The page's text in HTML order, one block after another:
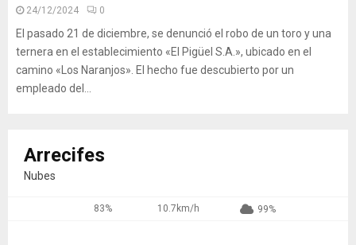
24/12/2024 0
El pasado 21 de diciembre, se denunció el robo de un toro y una
ternera en el establecimiento «El Pigüel S.A.», ubicado en el
camino «Los Naranjos». El hecho fue descubierto por un
empleado del...
Arrecifes
Nubes
83% 10.7km/h 99%